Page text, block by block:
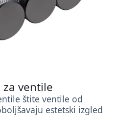
ventile
štite ventile od
estetski izgled